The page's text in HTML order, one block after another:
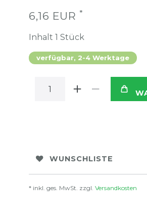
6,16 EUR *
Inhalt 1 Stück
verfügbar, 2-4 Werktage
WUNSCHLISTE
* inkl. ges. MwSt. zzgl. Versandkosten